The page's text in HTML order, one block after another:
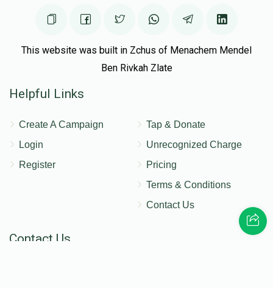
This website was built in Zchus of Menachem Mendel
Ben Rivkah Zlate
Helpful Links
Create A Campaign
Login
Register
Tap & Donate
Unrecognized Charge
Pricing
Terms & Conditions
Contact Us
Contact Us